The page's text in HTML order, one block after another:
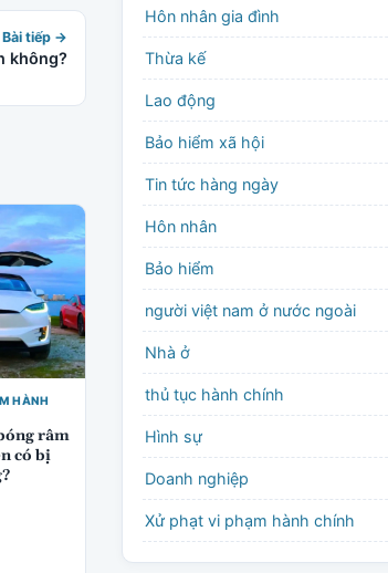
Bài tiếp →
không?
HÀNH
râm
có bị
Hôn nhân gia đình
Thừa kế
Lao động
Bảo hiểm xã hội
Tin tức hàng ngày
Hôn nhân
Bảo hiểm
người việt nam ở nước ngoài
Nhà ở
thủ tục hành chính
Hình sự
Doanh nghiệp
Xử phạt vi phạm hành chính